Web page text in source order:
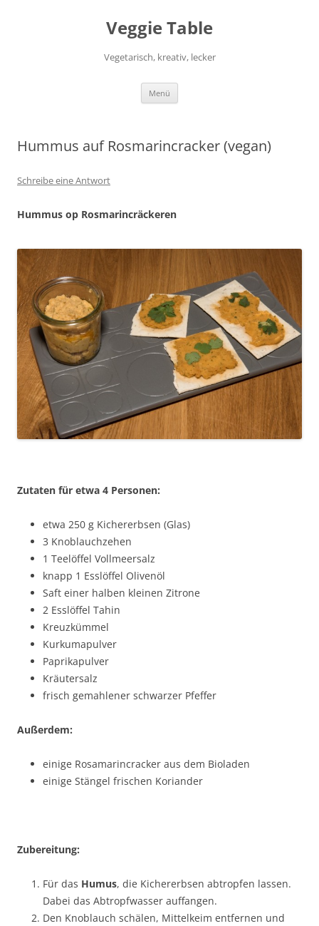
Veggie Table
Vegetarisch, kreativ, lecker
Menü
Hummus auf Rosmarincracker (vegan)
Schreibe eine Antwort
Hummus op Rosmarincräckeren
Zutaten für etwa 4 Personen:
etwa 250 g Kichererbsen (Glas)
3 Knoblauchzehen
1 Teelöffel Vollmeersalz
knapp 1 Esslöffel Olivenöl
Saft einer halben kleinen Zitrone
2 Esslöffel Tahin
Kreuzkümmel
Kurkumapulver
Paprikapulver
Kräutersalz
frisch gemahlener schwarzer Pfeffer
Außerdem:
einige Rosamarincracker aus dem Bioladen
einige Stängel frischen Koriander
Zubereitung:
Für das Humus, die Kichererbsen abtropfen lassen.
Dabei das Abtropfwasser auffangen.
Den Knoblauch schälen, Mittelkeim entfernen und